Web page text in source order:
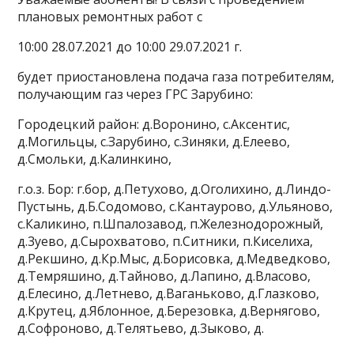
плановых ремонтных работ с
10:00 28.07.2021 до 10:00 29.07.2021 г.
будет приостановлена подача газа потребителям,
получающим газ через ГРС Зарубино:
Городецкий район: д.Воронино, с.Аксентис,
д.Могильцы, с.Зарубино, с.Зиняки, д.Елеево,
д.Смольки, д.Калинкино,
г.о.з. Бор: г.бор, д.Петухово, д.Оголихино, д.Линдо-
Пустынь, д.Б.Содомово, с.Кантаурово, д.Ульяново,
с.Каликино, п.Шпалозавод, п.Железнодорожный,
д.3уево, д.Сырохватово, п.Ситники, п.Киселиха,
д.Рекшино, д.Кр.Мыс, д.Борисовка, д.Медведково,
д.Темряшино, д.Тайново, д.Лапино, д.Власово,
д.Елесино, д.Летнево, д.Ваганьково, д.Глазково,
д.Крутец, д.Яблонное, д.Березовка, д.Вернягово,
д.Софроново, д.Телятьево, д.3ыково, д.